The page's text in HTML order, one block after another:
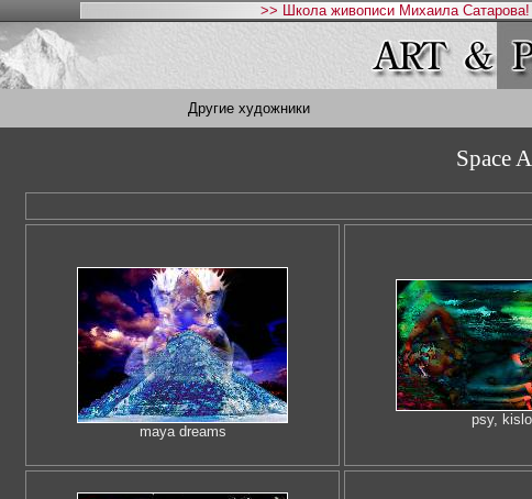
>> Школа живописи Михаила
Другие художники
Space
maya dreams
psy, kislo